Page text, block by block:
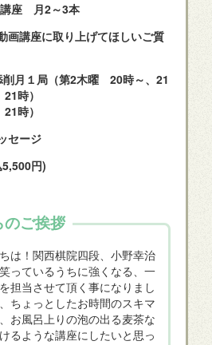
講座 月2～3本
画講座に取り上げてほしいご質
削月１局（第2木曜 20時～、21
時）
時）
セージ
円)
ご挨拶
は！関西棋院四段、小野幸治
っているうちに強くなる、一
担当させて頂く事になりまし
ちょっとしたお時間のスキマ
お風呂上りの泡の出る麦茶な
るような講座にしたいと思っ